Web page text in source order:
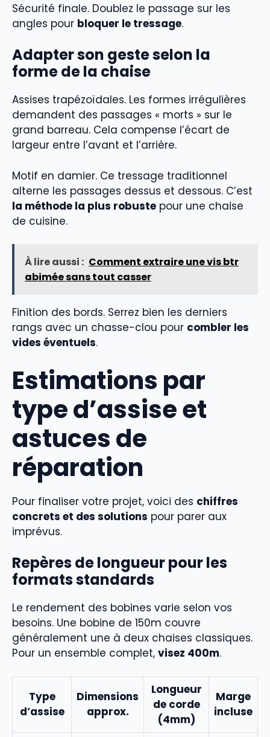
Sécurité finale. Doublez le passage sur les
angles pour bloquer le tressage.
Adapter son geste selon la
forme de la chaise
Assises trapézoïdales. Les formes irrégulières
demandent des passages « morts » sur le
grand barreau. Cela compense l’écart de
largeur entre l’avant et l’arrière.
Motif en damier. Ce tressage traditionnel
alterne les passages dessus et dessous. C’est
la méthode la plus robuste pour une chaise
de cuisine.
À lire aussi : Comment extraire une vis btr
abimée sans tout casser
Finition des bords. Serrez bien les derniers
rangs avec un chasse-clou pour combler les
vides éventuels.
Estimations par
type d’assise et
astuces de
réparation
Pour finaliser votre projet, voici des chiffres
concrets et des solutions pour parer aux
imprévus.
Repères de longueur pour les
formats standards
Le rendement des bobines varie selon vos
besoins. Une bobine de 150m couvre
généralement une à deux chaises classiques.
Pour un ensemble complet, visez 400m.
Type
d’assise
Dimensions
approx.
Longueur
de corde
(4mm)
Marge
incluse